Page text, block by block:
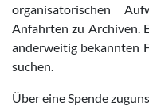
organisatorischen
Anfahrten zu Archiven.
anderweitig bekannten
suchen.
Über eine Spende